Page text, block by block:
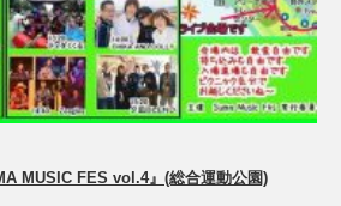
MUSIC FES vol.4』(総合運動公園)